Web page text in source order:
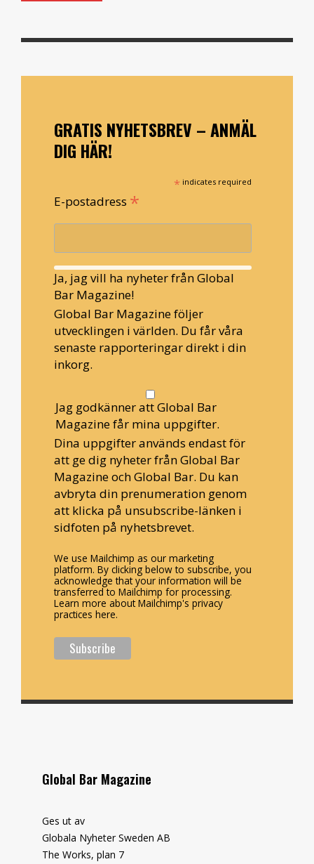
GRATIS NYHETSBREV – ANMÄL
DIG HÄR!
* indicates required
E-postadress *
Ja, jag vill ha nyheter från Global
Bar Magazine!
Global Bar Magazine följer
utvecklingen i världen. Du får våra
senaste rapporteringar direkt i din
inkorg.
Jag godkänner att Global Bar
Magazine får mina uppgifter.
Dina uppgifter används endast för
att ge dig nyheter från Global Bar
Magazine och Global Bar. Du kan
avbryta din prenumeration genom
att klicka på unsubscribe-länken i
sidfoten på nyhetsbrevet.
We use Mailchimp as our marketing
platform. By clicking below to subscribe, you
acknowledge that your information will be
transferred to Mailchimp for processing.
Learn more about Mailchimp's privacy
practices here.
Global Bar Magazine
Ges ut av
Globala Nyheter Sweden AB
The Works, plan 7